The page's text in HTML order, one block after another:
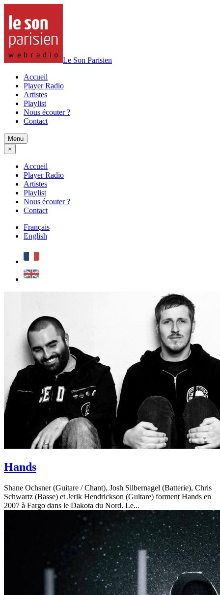
Le Son Parisien
Accueil
Player Radio
Artistes
Playlist
Nous écouter ?
Contact
Menu
×
Accueil
Player Radio
Artistes
Playlist
Nous écouter ?
Contact
Français
English
Hands
Shane Ochsner (Guitare / Chant), Josh Silbernagel (Batterie), Chris
Schwartz (Basse) et Jerik Hendrickson (Guitare) forment Hands en
2007 à Fargo dans le Dakota du Nord. Le...